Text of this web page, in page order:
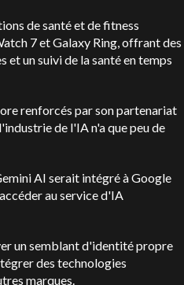
de santé et de fitness
7 et Galaxy Ring, offrant des
un suivi de la santé en temps
renforcés par son partenariat
de l'IA n'a que peu de
AI serait intégré à Google
au service d'IA
un semblant d'identité propre
des technologies
marques.